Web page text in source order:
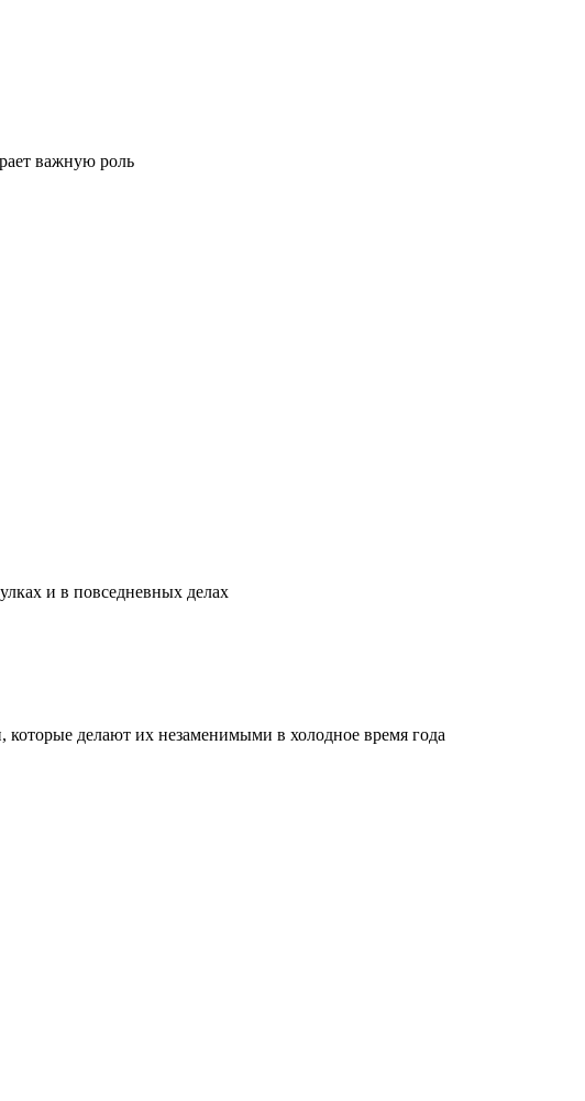
важную роль
и в повседневных делах
делают их незаменимыми в холодное время года